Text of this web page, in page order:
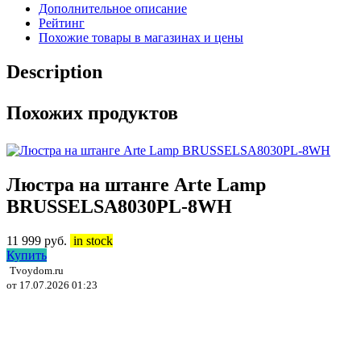
Дополнительное описание
Рейтинг
Похожие товары в магазинах и цены
Description
Похожих продуктов
Люстра на штанге Arte Lamp
BRUSSELSA8030PL-8WH
11 999 руб. in stock
Купить
Tvoydom.ru
от 17.07.2026 01:23